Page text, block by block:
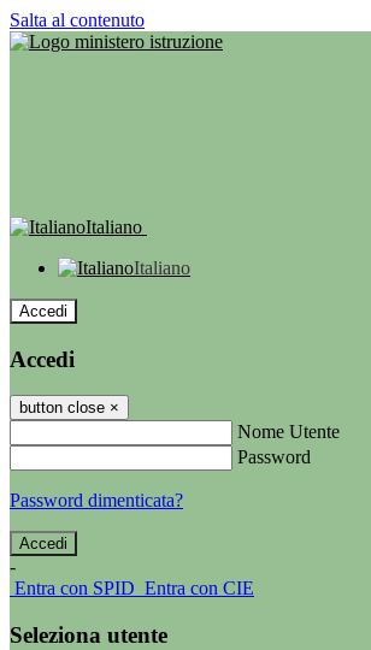
Salta al contenuto
Italiano
Italiano
Accedi
Accedi
button close ×
Nome Utente
Password
Password dimenticata?
-
Entra con SPID Entra con CIE
Seleziona utente